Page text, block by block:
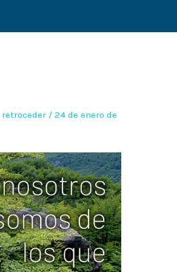
retroceder /24 de enero de